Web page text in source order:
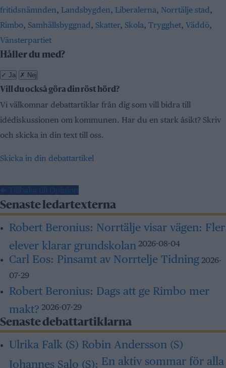
fritidsnämnden, Landsbygden, Liberalerna, Norrtälje stad,
Rimbo, Samhällsbyggnad, Skatter, Skola, Trygghet, Väddö,
Vänsterpartiet
Håller du med?
✓ Ja ✗ Nej
Vill du också göra din röst hörd?
Vi välkomnar debattartiklar från dig som vill bidra till
idédiskussionen om kommunen. Har du en stark åsikt? Skriv
och skicka in din text till oss.
Skicka in din debattartikel
Senaste ledartexterna
Robert Beronius: Norrtälje visar vägen: Fler
elever klarar grundskolan 2026-08-04
Carl Eos: Pinsamt av Norrtelje Tidning 2026-
07-29
Robert Beronius: Dags att ge Rimbo mer
makt? 2026-07-29
Senaste debattartiklarna
Ulrika Falk (S) Robin Andersson (S)
Johannes Salo (S): En aktiv sommar för alla